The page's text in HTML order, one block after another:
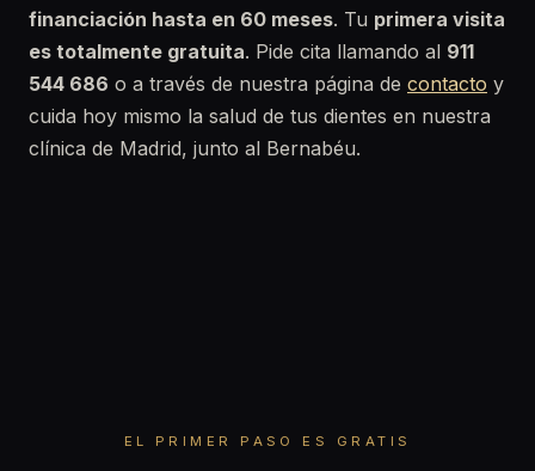
financiación hasta en 60 meses. Tu primera visita
es totalmente gratuita. Pide cita llamando al 911
544 686 o a través de nuestra página de contacto y
cuida hoy mismo la salud de tus dientes en nuestra
clínica de Madrid, junto al Bernabéu.
EL PRIMER PASO ES GRATIS